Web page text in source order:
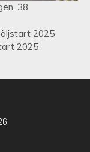
38
2025
2025